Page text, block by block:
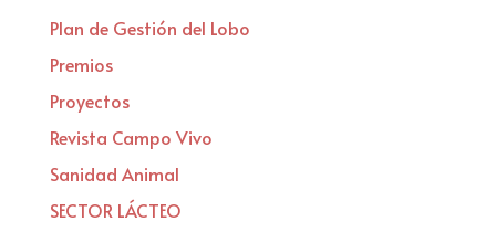
Plan de Gestión del Lobo
Premios
Proyectos
Revista Campo Vivo
Sanidad Animal
SECTOR LÁCTEO